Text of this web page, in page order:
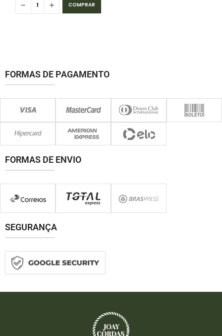
COMPRAR
FORMAS DE PAGAMENTO
FORMAS DE ENVIO
SEGURANÇA